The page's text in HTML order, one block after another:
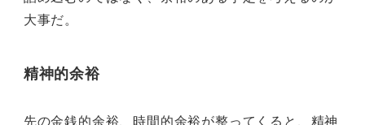
大事だ。
精神的余裕
先の金銭的余裕、時間的余裕が整ってくると、精神